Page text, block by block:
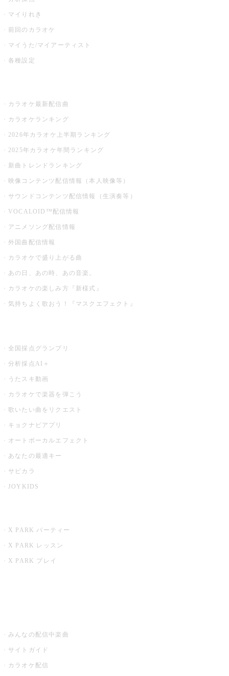
マイりれき
前回のカラオケ
マイうた/マイアーティスト
各種設定
カラオケ最新配信曲
カラオケランキング
2026年カラオケ上半期ランキング
2025年カラオケ年間ランキング
新曲トレンドランキング
映像コンテンツ配信情報（本人映像等）
サウンドコンテンツ配信情報（生演奏等）
VOCALOID™配信情報
アニメソング配信情報
外国曲配信情報
カラオケで盛り上がる曲
あの日、あの時、あの音楽。
カラオケの楽しみ方『新様式』
気持ちよく歌おう！『マスクエフェクト』
全国採点グランプリ
分析採点AI＋
うたスキ動画
カラオケで楽器を弾こう
歌いたい曲をリクエスト
キョクナビアプリ
オートボーカルエフェクト
あなたの最適キー
サビカラ
JOYKIDS
X PARK パーティー
X PARK レッスン
X PARK プレイ
みんなの配信中楽曲
サイトガイド
カラオケ配信